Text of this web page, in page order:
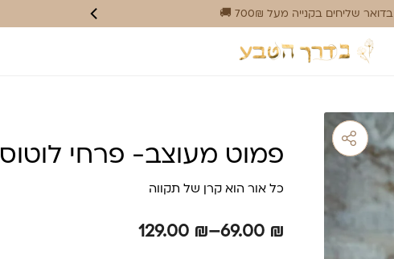
בדואר שליחים בקנייה מעל 700₪ 🚚
פמוט מעוצב- פרחי לוטוס
כל אור הוא קרן של תקווה
69.00 ₪
–
129.00 ₪
טווח